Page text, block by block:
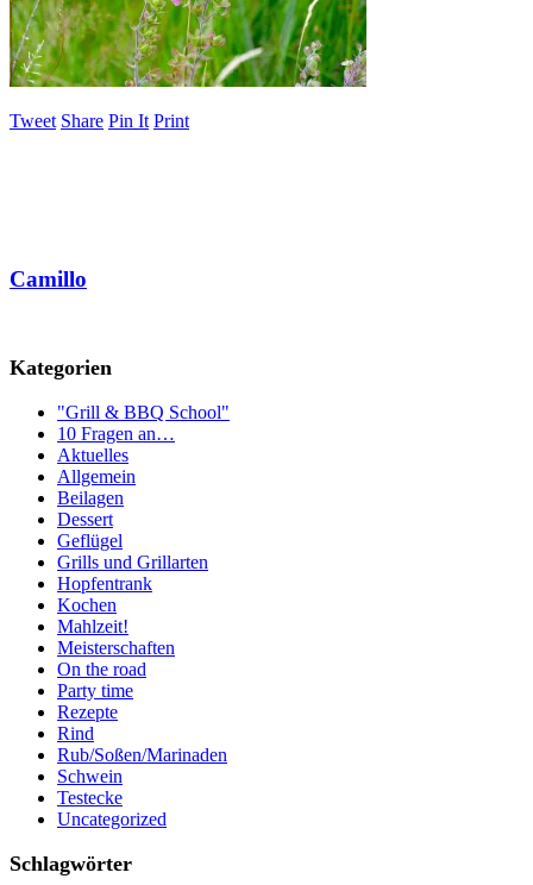
Tweet Share Pin It Print
Camillo
Kategorien
"Grill & BBQ School"
10 Fragen an…
Aktuelles
Allgemein
Beilagen
Dessert
Geflügel
Grills und Grillarten
Hopfentrank
Kochen
Mahlzeit!
Meisterschaften
On the road
Party time
Rezepte
Rind
Rub/Soßen/Marinaden
Schwein
Testecke
Uncategorized
Schlagwörter